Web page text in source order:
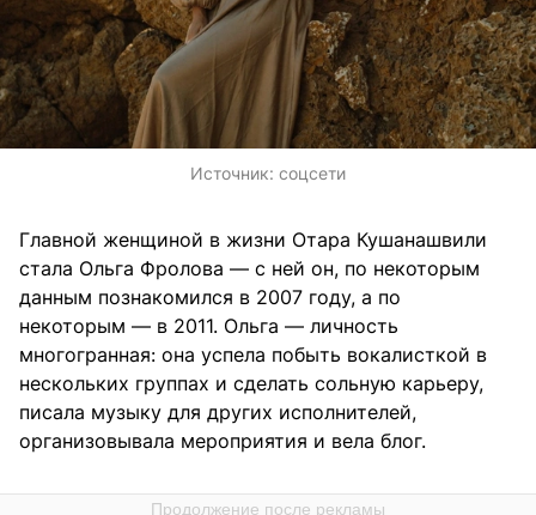
Источник: соцсети
Главной женщиной в жизни Отара Кушанашвили
стала Ольга Фролова — с ней он, по некоторым
данным познакомился в 2007 году, а по
некоторым — в 2011. Ольга — личность
многогранная: она успела побыть вокалисткой в
нескольких группах и сделать сольную карьеру,
писала музыку для других исполнителей,
организовывала мероприятия и вела блог.